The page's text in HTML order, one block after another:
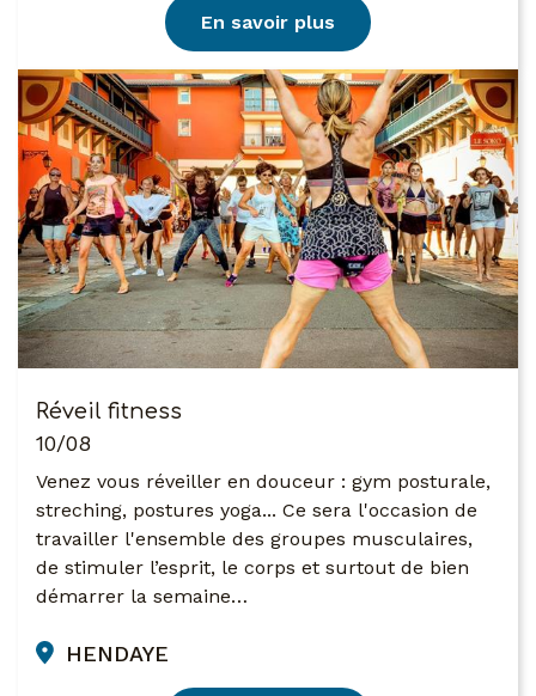
En savoir plus
Réveil fitness
10/08
Venez vous réveiller en douceur : gym posturale,
streching, postures yoga... Ce sera l'occasion de
travailler l'ensemble des groupes musculaires,
de stimuler l’esprit, le corps et surtout de bien
démarrer la semaine…
HENDAYE